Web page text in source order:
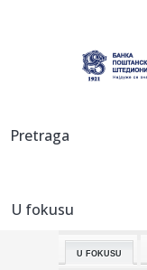
Vučić:
17:43:Ratovi,
sve o...
17:40:
17:40: Forlan
Pretraga
U fokusu
U FOKUSU